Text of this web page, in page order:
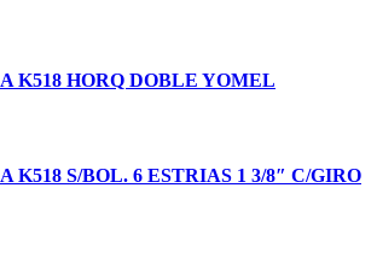
K518 HORQ DOBLE YOMEL
K518 S/BOL. 6 ESTRIAS 1 3/8″ C/GIRO